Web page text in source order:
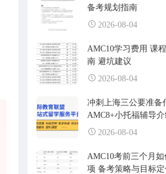
备考规划指南
2026-08-04
AMC10学习费用 课
南 避坑建议
2026-08-04
冲刺上海三公要准备
AMC8+小托福辅导介
2026-08-04
AMC10考前三个月
项 备考策略与目标定